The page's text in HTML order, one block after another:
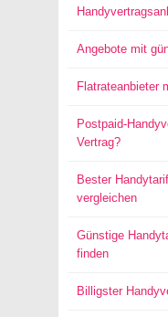
Angebote mit
Flatrateanbieter
Postpaid-
Vertrag?
Bester
vergleichen
Günstige
finden
Billigster